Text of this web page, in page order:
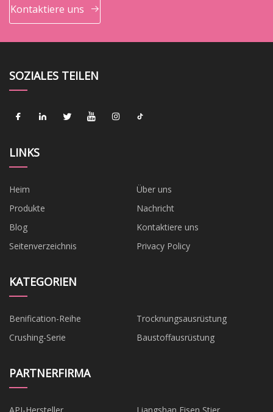
Kontaktiere uns
SOZIALES TEILEN
LINKS
Heim
Über uns
Produkte
Nachricht
Blog
Kontaktiere uns
Seitenverzeichnis
Privacy Policy
KATEGORIEN
Benification-Reihe
Trocknungsausrüstung
Crushing-Serie
Baustoffausrüstung
PARTNERFIRMA
API-Hersteller Liangshan Eisen Stier